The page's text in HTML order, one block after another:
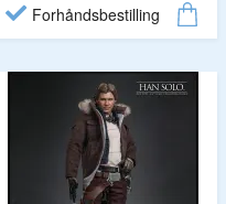
Forhåndsbestilling